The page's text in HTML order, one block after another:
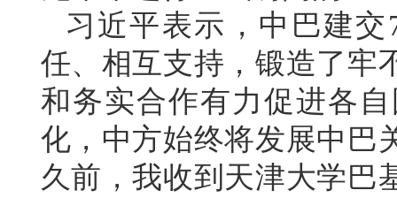
习近平表示，中巴建
任、相互支持，锻造了牢
和务实合作有力促进各
化，中方始终将发展中巴
久前，我收到天津大学巴